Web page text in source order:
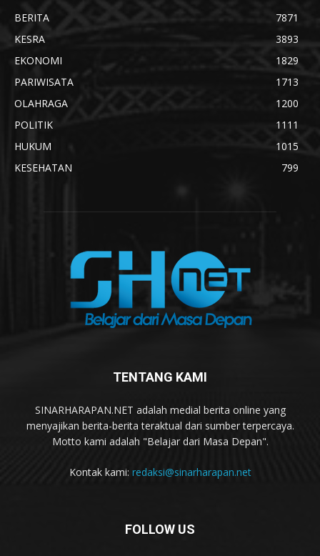
BERITA
7871
KESRA
3893
EKONOMI
1829
PARIWISATA
1713
OLAHRAGA
1200
POLITIK
1111
HUKUM
1015
KESEHATAN
799
TENTANG KAMI
SINARHARAPAN.NET adalah medial berita online yang
menyajikan berita-berita teraktual dari sumber terpercaya.
Motto kami adalah "Belajar dari Masa Depan".
Kontak kami: redaksi@sinarharapan.net
FOLLOW US